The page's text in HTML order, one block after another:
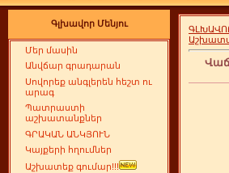
Գլխավոր Մենյու
Մեր մասին
Անվճար գրադարան
Սովորեք անգլերեն հեշտ ու
արագ
Պատրաստի
աշխատանքներ
ԳՐԱԿԱՆ ԱՆԿՅՈՒՆ
Կայքերի հղումներ
Աշխատեք գումար!!!